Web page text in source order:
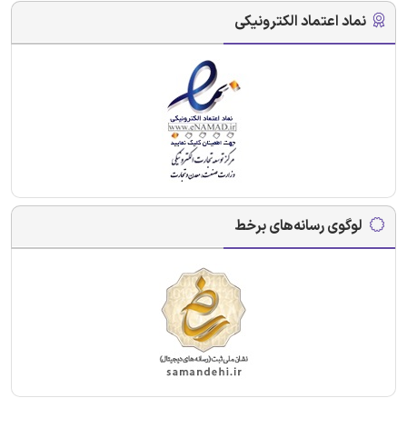
نماد اعتماد الکترونیکی
لوگوی رسانه‌های برخط